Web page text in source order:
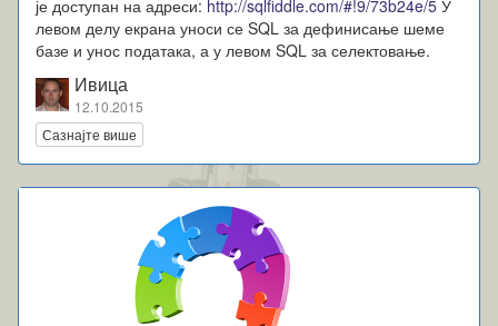
је доступан на адреси: http://sqlfiddle.com/#!9/73b24e/5 У
левом делу екрана уноси се SQL за дефинисање шеме
базе и унос података, а у левом SQL за селектовање.
Ивица
12.10.2015
Сазнајте више